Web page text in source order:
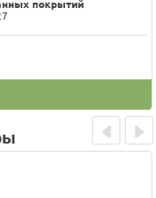
покрытий
Prev Next